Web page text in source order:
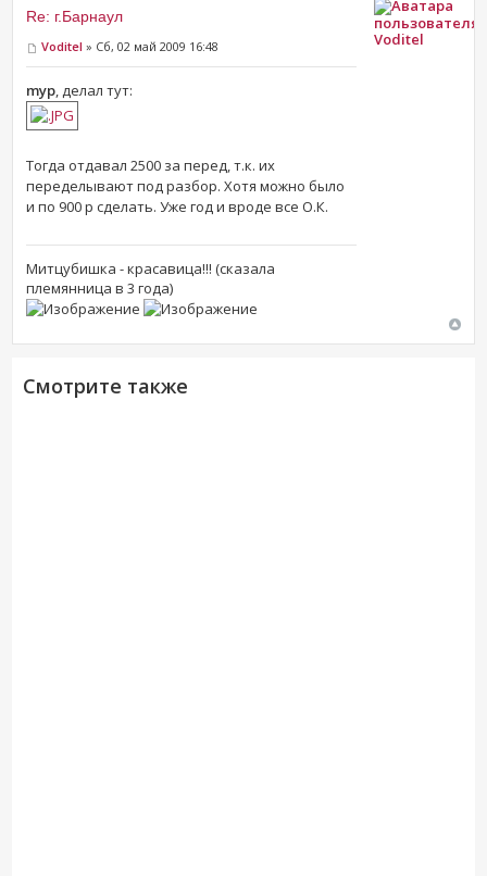
Re: г.Барнаул
Voditel » Сб, 02 май 2009 16:48
myp, делал тут:
Тогда отдавал 2500 за перед, т.к. их
переделывают под разбор. Хотя можно было
и по 900 р сделать. Уже год и вроде все О.К.
Митцубишка - красавица!!! (сказала
племянница в 3 года)
Voditel
Смотрите также